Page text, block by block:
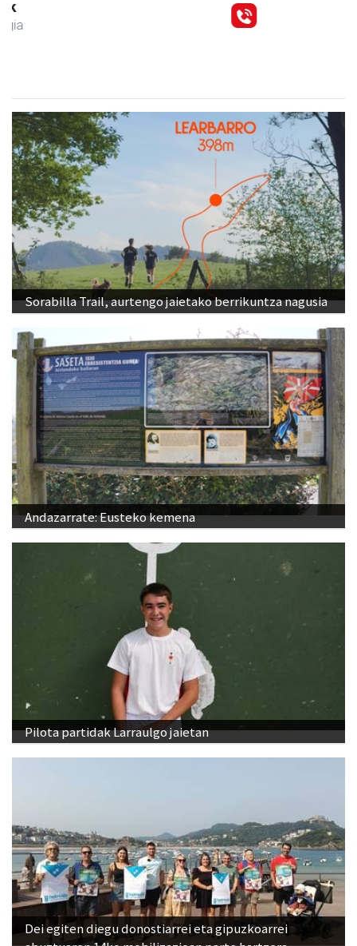
Sorabilla Trail, aurtengo jaietako berrikuntza nagusia
Andazarrate: Eusteko kemena
Pilota partidak Larraulgo jaietan
Dei egiten diegu donostiarrei eta gipuzkoarrei
abuztuaren 14ko mobilizazioan parte hartzera